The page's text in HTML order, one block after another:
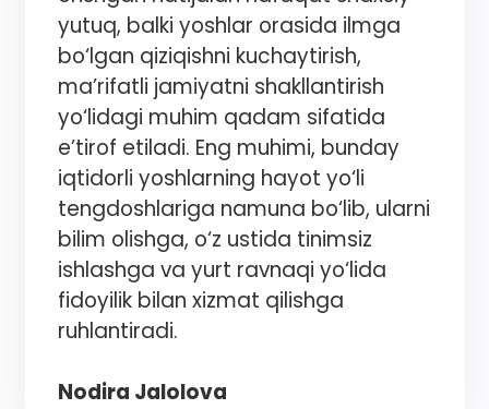
yutuq, balki yoshlar orasida ilmga
bo‘lgan qiziqishni kuchaytirish,
ma’rifatli jamiyatni shakllantirish
yo‘lidagi muhim qadam sifatida
e’tirof etiladi. Eng muhimi, bunday
iqtidorli yoshlarning hayot yo‘li
tengdoshlariga namuna bo‘lib, ularni
bilim olishga, o‘z ustida tinimsiz
ishlashga va yurt ravnaqi yo‘lida
fidoyilik bilan xizmat qilishga
ruhlantiradi.
Nodira Jalolova